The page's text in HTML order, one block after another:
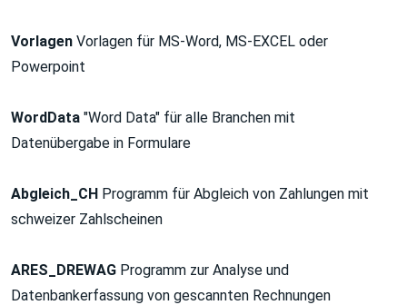
Vorlagen Vorlagen für MS-Word, MS-EXCEL oder
Powerpoint
WordData "Word Data" für alle Branchen mit
Datenübergabe in Formulare
Abgleich_CH Programm für Abgleich von Zahlungen mit
schweizer Zahlscheinen
ARES_DREWAG Programm zur Analyse und
Datenbankerfassung von gescannten Rechnungen